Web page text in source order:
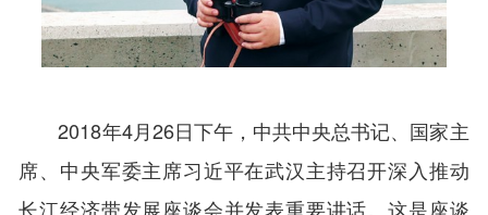
2018年4月26日下午，中共中央总书记、国家主
席、中央军委主席习近平在武汉主持召开深入推动
长江经济带发展座谈会并发表重要讲话。这是座谈